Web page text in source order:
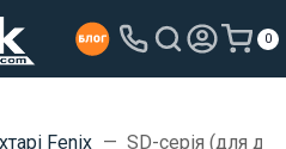
0
Fenix SD-серія (для